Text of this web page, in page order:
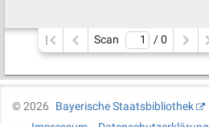
Scan / 0
©2026
Bayerische Staatsbibliothek